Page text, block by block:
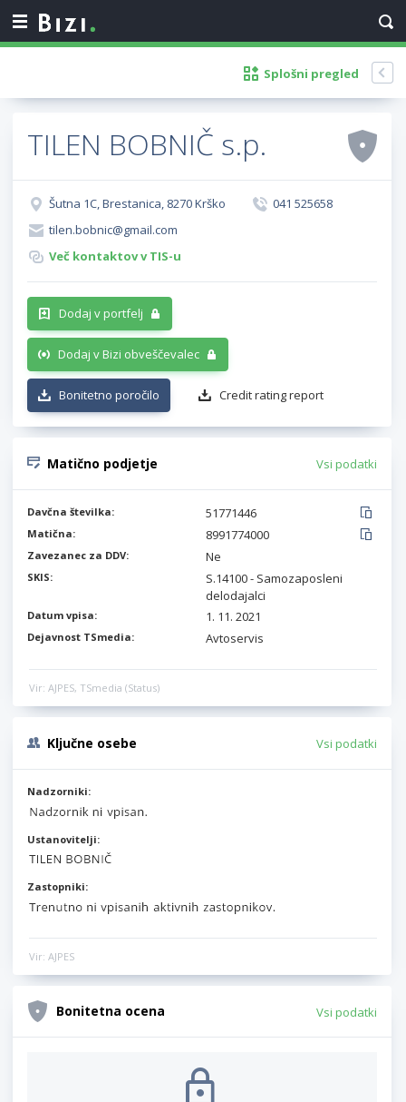
Splošni pregled
TILEN BOBNIČ s.p.
Šutna 1C, Brestanica, 8270 Krško
041 525658
tilen.bobnic@gmail.com
Več kontaktov v TIS-u
Dodaj v portfelj
Dodaj v Bizi obveščevalec
Bonitetno poročilo Credit rating report
Matično podjetje Vsi podatki
Davčna številka: 51771446
Matična: 8991774000
Zavezanec za DDV: Ne
SKIS:
S.14100 - Samozaposleni
delodajalci
Datum vpisa: 1. 11. 2021
Dejavnost TSmedia: Avtoservis
Vir: AJPES, TSmedia (Status)
Ključne osebe Vsi podatki
Nadzorniki:
Ustanovitelji:
Zastopniki:
Vir: AJPES
Bonitetna ocena Vsi podatki